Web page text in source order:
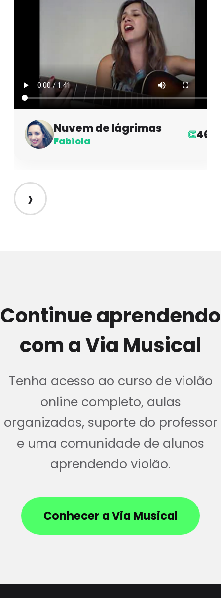
Nuvem de lágrimas
Fabíola
👏46
›
Continue aprendendo
com a Via Musical
Tenha acesso ao curso de violão
online completo, aulas
organizadas, suporte do professor
e uma comunidade de alunos
aprendendo violão.
Conhecer a Via Musical